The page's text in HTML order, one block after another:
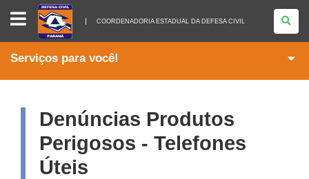
COORDENADORIA
ESTADUAL
DA
DEFESA
COORDENADORIA ESTADUAL DA DEFESA CIVIL
Serviços para você!
Denúncias Produtos
Perigosos - Telefones
Úteis